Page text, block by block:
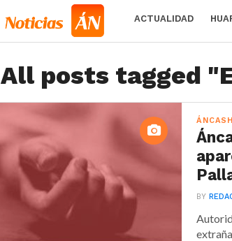
ACTUALIDAD
All posts tagged
ÁNCASH
BY